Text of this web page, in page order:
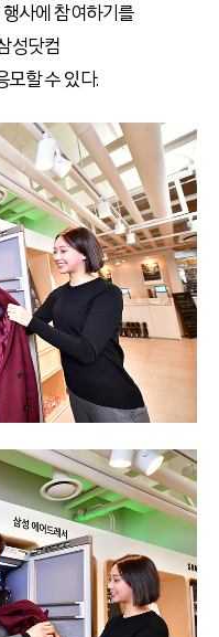
행사에 참여하기를
성닷컴
모할 수 있다.